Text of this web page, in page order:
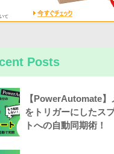
Posts
【PowerAutomate
をトリガーにしたス
トへの自動同期術！